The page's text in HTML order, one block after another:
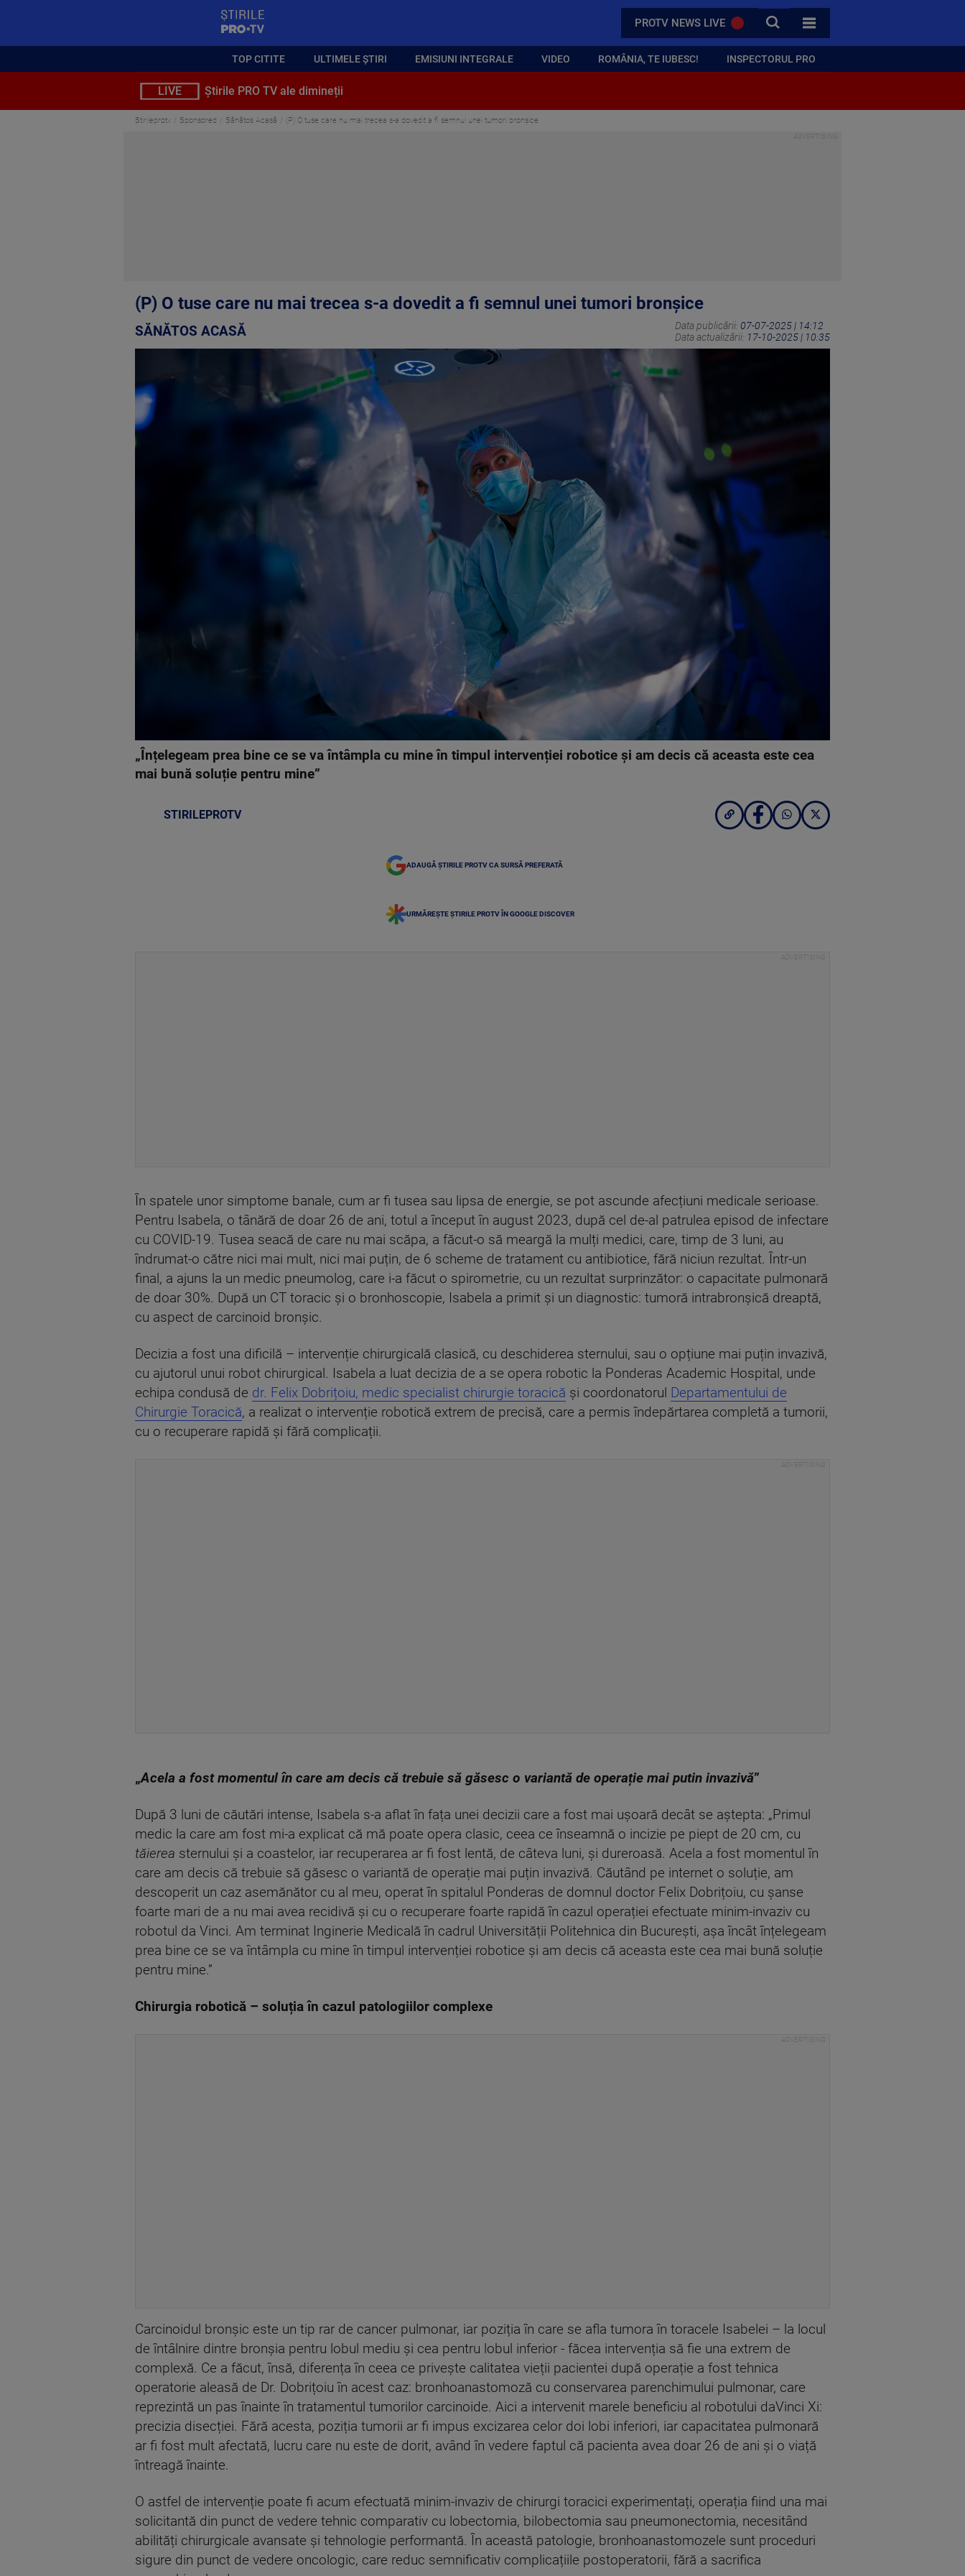
PROTV NEWS LIVE CAUTA
TOATE CATEGORIILE
TOP CITITE ULTIMELE ȘTIRI EMISIUNI INTEGRALE VIDEO ROMÂNIA, TE IUBESC! INSPECTORUL PRO
LIVE Știrile PRO TV ale dimineții
Stirileprotv Sponsored Sănătos Acasă (P) O tuse care nu mai trecea s-a dovedit a fi semnul unei tumori bronșice
(P) O tuse care nu mai trecea s-a dovedit a fi semnul unei tumori bronșice
SĂNĂTOS ACASĂ Data publicării: 07-07-2025 | 14:12
Data actualizării: 17-10-2025 | 10:35
„Înțelegeam prea bine ce se va întâmpla cu mine în timpul intervenției robotice și am decis că aceasta este cea
mai bună soluție pentru mine”
STIRILEPROTV
ADAUGĂ ȘTIRILE PROTV CA SURSĂ PREFERATĂ
URMĂREȘTE ȘTIRILE PROTV ÎN GOOGLE DISCOVER
În spatele unor simptome banale, cum ar fi tusea sau lipsa de energie, se pot ascunde afecțiuni medicale serioase.
Pentru Isabela, o tânără de doar 26 de ani, totul a început în august 2023, după cel de-al patrulea episod de infectare
cu COVID-19. Tusea seacă de care nu mai scăpa, a făcut-o să meargă la mulți medici, care, timp de 3 luni, au
îndrumat-o către nici mai mult, nici mai puțin, de 6 scheme de tratament cu antibiotice, fără niciun rezultat. Într-un
final, a ajuns la un medic pneumolog, care i-a făcut o spirometrie, cu un rezultat surprinzător: o capacitate pulmonară
de doar 30%. După un CT toracic și o bronhoscopie, Isabela a primit și un diagnostic: tumoră intrabronșică dreaptă,
cu aspect de carcinoid bronșic.
Decizia a fost una dificilă – intervenție chirurgicală clasică, cu deschiderea sternului, sau o opțiune mai puțin invazivă,
cu ajutorul unui robot chirurgical. Isabela a luat decizia de a se opera robotic la Ponderas Academic Hospital, unde
echipa condusă de dr. Felix Dobrițoiu, medic specialist chirurgie toracică și coordonatorul Departamentului de
Chirurgie Toracică, a realizat o intervenție robotică extrem de precisă, care a permis îndepărtarea completă a tumorii,
cu o recuperare rapidă și fără complicații.
„Acela a fost momentul în care am decis că trebuie să găsesc o variantă de operație mai putin invazivă”
După 3 luni de căutări intense, Isabela s-a aflat în fața unei decizii care a fost mai ușoară decât se aștepta: „Primul
medic la care am fost mi-a explicat că mă poate opera clasic, ceea ce înseamnă o incizie pe piept de 20 cm, cu
tăierea sternului și a coastelor, iar recuperarea ar fi fost lentă, de câteva luni, și dureroasă. Acela a fost momentul în
care am decis că trebuie să găsesc o variantă de operație mai puțin invazivă. Căutând pe internet o soluție, am
descoperit un caz asemănător cu al meu, operat în spitalul Ponderas de domnul doctor Felix Dobrițoiu, cu șanse
foarte mari de a nu mai avea recidivă și cu o recuperare foarte rapidă în cazul operației efectuate minim-invaziv cu
robotul da Vinci. Am terminat Inginerie Medicală în cadrul Universității Politehnica din București, așa încât înțelegeam
prea bine ce se va întâmpla cu mine în timpul intervenției robotice și am decis că aceasta este cea mai bună soluție
pentru mine.”
Chirurgia robotică – soluția în cazul patologiilor complexe
Carcinoidul bronșic este un tip rar de cancer pulmonar, iar poziția în care se afla tumora în toracele Isabelei – la locul
de întâlnire dintre bronșia pentru lobul mediu și cea pentru lobul inferior - făcea intervenția să fie una extrem de
complexă. Ce a făcut, însă, diferența în ceea ce privește calitatea vieții pacientei după operație a fost tehnica
operatorie aleasă de Dr. Dobrițoiu în acest caz: bronhoanastomoză cu conservarea parenchimului pulmonar, care
reprezintă un pas înainte în tratamentul tumorilor carcinoide. Aici a intervenit marele beneficiu al robotului daVinci Xi:
precizia disecției. Fără acesta, poziția tumorii ar fi impus excizarea celor doi lobi inferiori, iar capacitatea pulmonară
ar fi fost mult afectată, lucru care nu este de dorit, având în vedere faptul că pacienta avea doar 26 de ani și o viață
întreagă înainte.
O astfel de intervenție poate fi acum efectuată minim-invaziv de chirurgi toracici experimentați, operația fiind una mai
solicitantă din punct de vedere tehnic comparativ cu lobectomia, bilobectomia sau pneumonectomia, necesitând
abilități chirurgicale avansate și tehnologie performantă. În această patologie, bronhoanastomozele sunt proceduri
sigure din punct de vedere oncologic, care reduc semnificativ complicațiile postoperatorii, fără a sacrifica